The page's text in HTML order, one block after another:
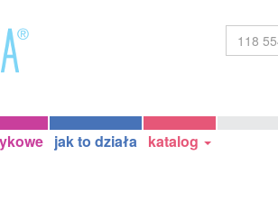
jak to działa katalog